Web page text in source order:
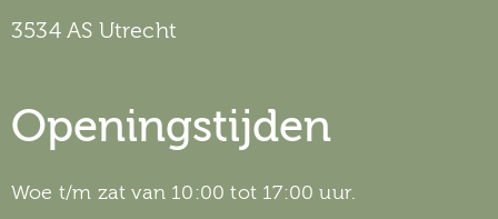
3534 AS Utrecht
Openingstijden
Woe t/m zat van 10:00 tot 17:00 uur.